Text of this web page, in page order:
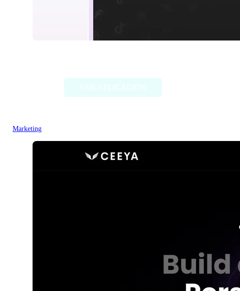
Marketing